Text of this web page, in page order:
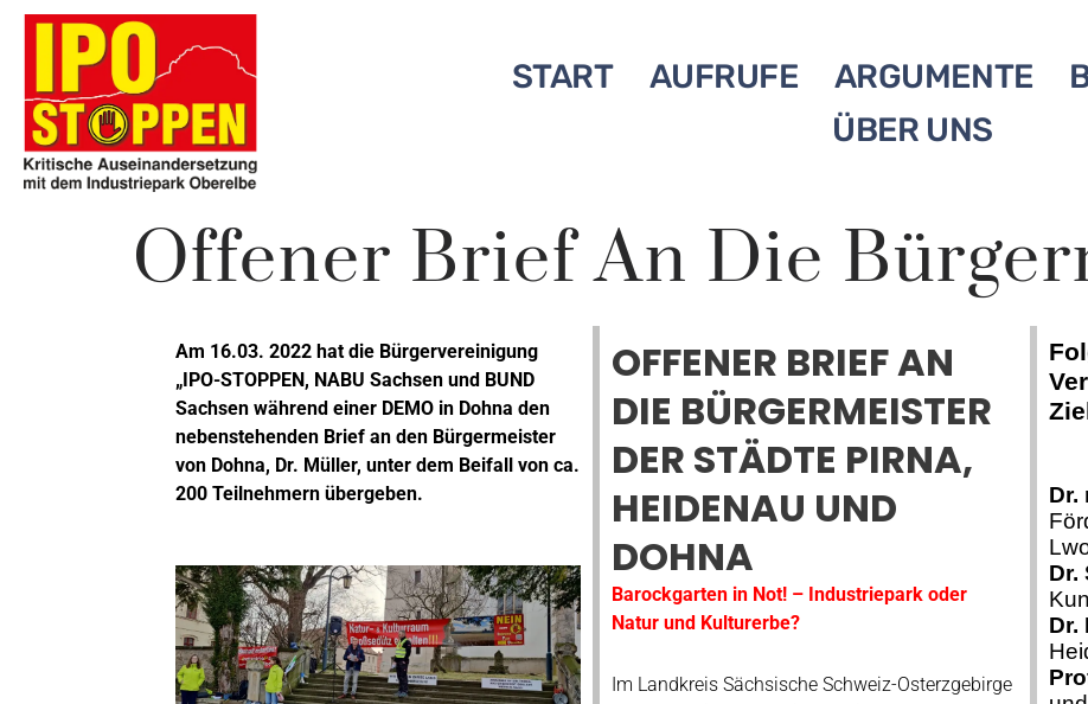
Zum
START AUFRUFE ARGUMENTE
ÜBER UNS
Offener Brief An Die
Am 16.03. 2022 hat die Bürgervereinigung
„IPO-STOPPEN, NABU Sachsen und BUND
Sachsen während einer DEMO in Dohna den
nebenstehenden Brief an den Bürgermeister
von Dohna, Dr. Müller, unter dem Beifall von ca.
200 Teilnehmern übergeben.
OFFENER BRIEF AN
DIE BÜRGERMEISTER
DER STÄDTE PIRNA,
HEIDENAU UND
DOHNA
Barockgarten in Not! – Industriepark oder
Natur und Kulturerbe?
Im Landkreis Sächsische Schweiz-Osterzgebirge
Dr.
Dr.
Dr.